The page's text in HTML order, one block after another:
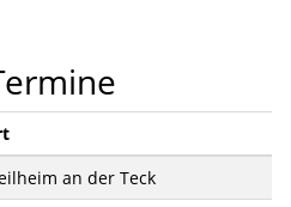
an der Teck